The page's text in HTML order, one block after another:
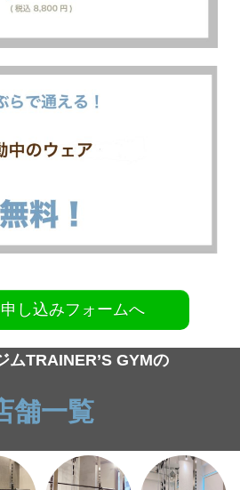
し込みフォームへ
ムTRAINER’S GYMの
舗一覧